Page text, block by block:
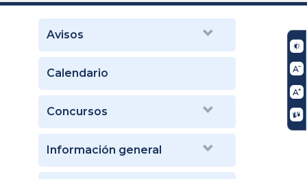
Avisos
Calendario
Concursos
Información general